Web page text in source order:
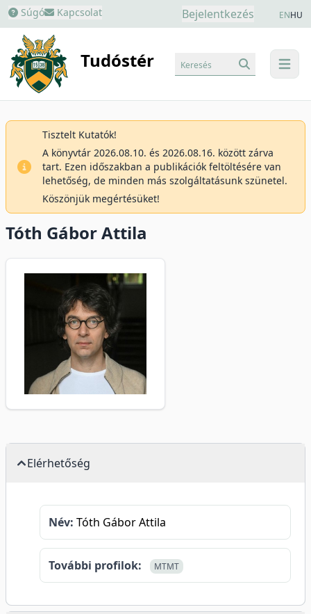
Súgó Kapcsolat Bejelentkezés ENHU
Tudóstér menu
Keresés
Tisztelt Kutatók!
A könyvtár 2026.08.10. és 2026.08.16. között zárva
tart. Ezen időszakban a publikációk feltöltésére van
lehetőség, de minden más szolgáltatásunk szünetel.
Köszönjük megértésüket!
Tóth Gábor Attila
Elérhetőség
Név: Tóth Gábor Attila
További profilok: MTMT